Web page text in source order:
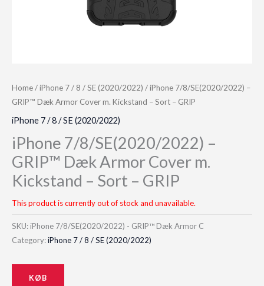
Home/iPhone 7 / 8 / SE (2020/2022) / iPhone 7/8/SE(2020/2022) –
GRIP™ Dæk Armor Cover m. Kickstand – Sort – GRIP
iPhone 7 / 8 / SE (2020/2022)
iPhone 7/8/SE(2020/2022) –
GRIP™ Dæk Armor Cover m.
Kickstand – Sort – GRIP
This product is currently out of stock and unavailable.
SKU: iPhone 7/8/SE(2020/2022) - GRIP™ Dæk Armor C
Category:iPhone 7 / 8 / SE (2020/2022)
KØB